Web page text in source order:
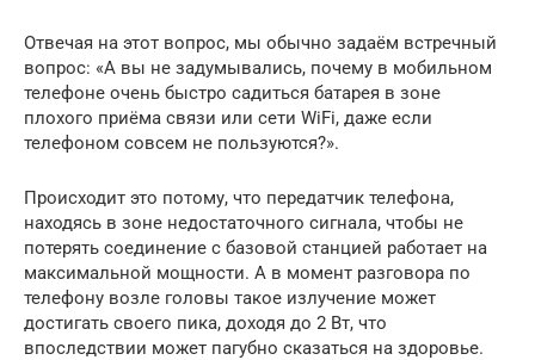
Отвечая на этот вопрос, мы обычно задаём встречный
вопрос: «А вы не задумывались, почему в мобильном
телефоне очень быстро садиться батарея в зоне
плохого приёма связи или сети WiFi, даже если
телефоном совсем не пользуются?».
Происходит это потому, что передатчик телефона,
находясь в зоне недостаточного сигнала, чтобы не
потерять соединение с базовой станцией работает на
максимальной мощности. А в момент разговора по
телефону возле головы такое излучение может
достигать своего пика, доходя до 2 Вт, что
впоследствии может пагубно сказаться на здоровье.